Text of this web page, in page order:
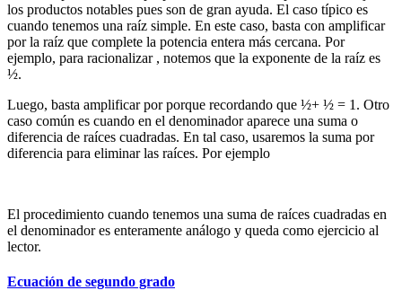
los productos notables pues son de gran ayuda. El caso típico es
cuando tenemos una raíz simple. En este caso, basta con amplificar
por la raíz que complete la potencia entera más cercana. Por
ejemplo, para racionalizar , notemos que la exponente de la raíz es
½.
Luego, basta amplificar porporque recordando que ½+ ½ = 1. Otro
caso común es cuando en el denominador aparece una suma o
diferencia de raíces cuadradas. En tal caso, usaremos la suma por
diferencia para eliminar las raíces. Por ejemplo
El procedimiento cuando tenemos una suma de raíces cuadradas en
el denominador es enteramente análogo y queda como ejercicio al
lector.
Ecuación de segundo grado